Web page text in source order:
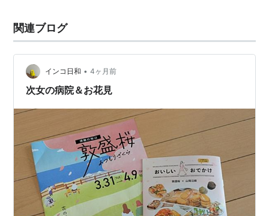
関連ブログ
インコ日和 • 4ヶ月前
次女の病院＆お花見